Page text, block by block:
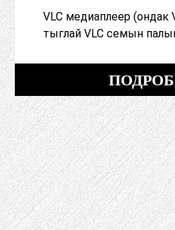
VLC медиаплеер (ондак
тыглай VLC семын